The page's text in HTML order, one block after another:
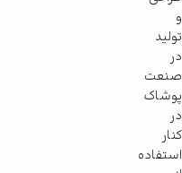
و
تولید
در
صنعت
پوشاک
در
کنار
استفاده